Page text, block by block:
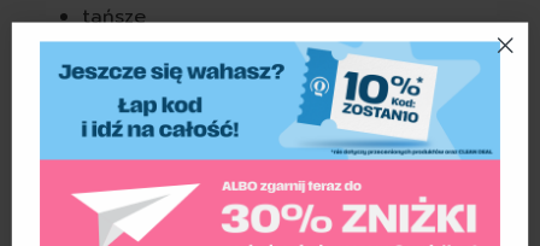
tańsze
satysfakcjonujące (zwłaszcza ten moment,
gdy widać różnicę!)
niezłe cardio (jeśli masz SUV-a, to wręcz
pełen trening)
Profesjonaliści mają: